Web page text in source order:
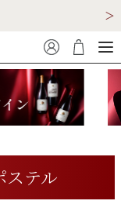
RP100
点
ステル